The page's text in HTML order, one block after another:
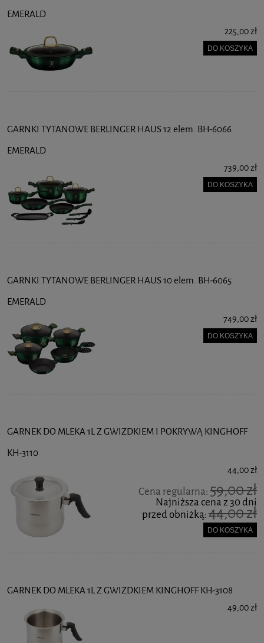
EMERALD
225,00 zł
DO KOSZYKA
GARNKI TYTANOWE BERLINGER HAUS 12 elem. BH-6066
EMERALD
739,00 zł
DO KOSZYKA
GARNKI TYTANOWE BERLINGER HAUS 10 elem. BH-6065
EMERALD
749,00 zł
DO KOSZYKA
GARNEK DO MLEKA 1L Z GWIZDKIEM I POKRYWĄ KINGHOFF
KH-3110
44,00 zł
Cena regularna:59,00 zł
Najniższa cena z 30 dni
przed obniżką:44,00 zł
DO KOSZYKA
GARNEK DO MLEKA 1L Z GWIZDKIEM KINGHOFF KH-3108
49,00 zł